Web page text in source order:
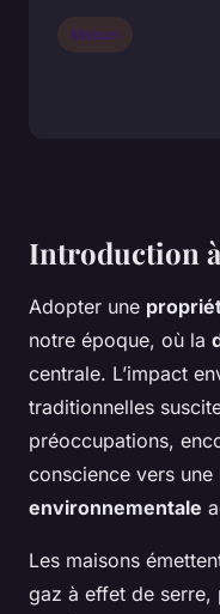
Introduction
Adopter une
notre époque, où la
centrale. L’impact
traditionnelles
préoccupations,
conscience vers une
environnementale
Les maisons
gaz à effet de serre,
Maison